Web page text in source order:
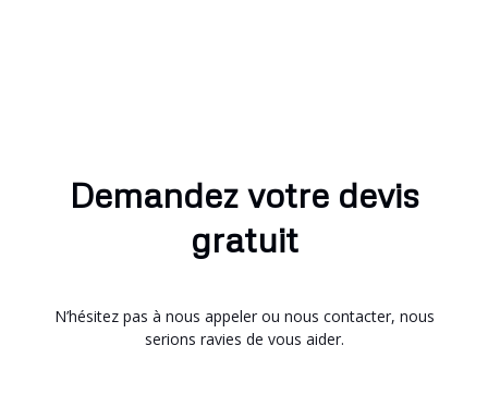
Demandez votre devis
gratuit
N’hésitez pas à nous appeler ou nous contacter, nous
serions ravies de vous aider.